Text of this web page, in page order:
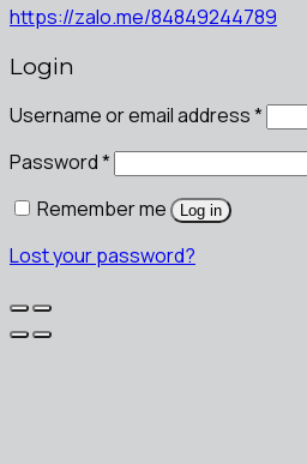
https://zalo.me/84849244789
Login
Username or email address*
Password*
Remember me
Log in
Lost your password?